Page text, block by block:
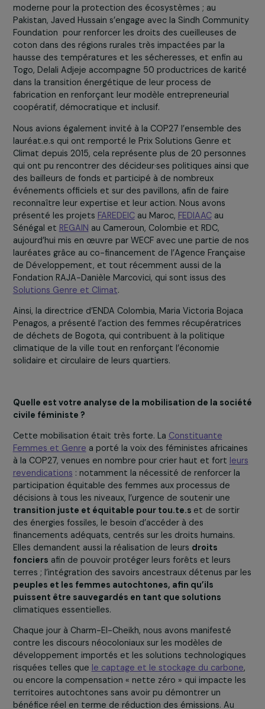
participation équitable de la société civile dans ces
conditions ?
Or, nous sommes allées à Charm-El-Cheikh pour porter
des demandes claires et mettre en avant de
solutions de terrain qui sont despreuves tangibles
justice climatique est possible. Les lauréates du
Solutions Genre et Climat que nous avons célébrées
patriarcaux en apportant des solutions innovantes et
transformatives qui valorisent le soin et le bien vivre.
exemple en Inde, Bhavia George, avec la Fondation
Keystone relie les savoirs ancestraux et la science
moderne pour la protection des écosystèmes ; au
Pakistan, Javed Hussain s’engage avec la Sindh
Foundation pour renforcer les droits des cueilleuses de
coton dans des régions rurales très impactées par la
hausse des températures et les sécheresses, et enfin
Togo, Delali Adjeje accompagne 50 productrices de
dans la transition énergétique de leur process de
fabrication en renforçant leur modèle entrepreneurial
coopératif, démocratique et inclusif.
Nous avions également invité à la COP27 l’ensemble
lauréat.e.s qui ont remporté le Prix Solutions Genre et
Climat depuis 2015, cela représente plus de 20
qui ont pu rencontrer des décideur·ses politiques ainsi
reconnaître leur expertise et leur action. Nous avons
présenté les projets
Sénégal et
REGAIN
au Cameroun, Colombie et RDC,
aujourd’hui mis en œuvre par WECF avec une partie de
lauréates grâce au co-financement de l’Agence
de Développement, et tout récemment aussi de la
Fondation RAJA-Danièle Marcovici, qui sont issus des
Solutions Genre et Climat.
Ainsi, la directrice d’ENDA Colombia, Maria Victoria
Penagos, a présenté l’action des femmes
de déchets de Bogota, qui contribuent à la politique
climatique de la ville tout en renforçant l’économie
solidaire et circulaire de leurs quartiers.
civile féministe ?
Cette mobilisation était très forte. LaConstituante
Femmes et Genrea porté la voix des féministes
à la COP27, venues en nombre pour crier haut et fort
revendications : notamment la nécessité de renforcer